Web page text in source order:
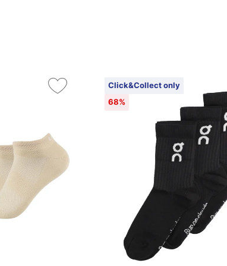
Click&Collect only
68%